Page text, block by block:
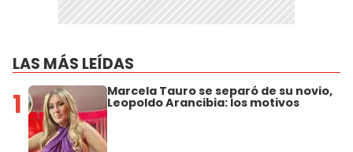
LAS MÁS LEÍDAS
1 Marcela Tauro se separó de su novio,
Leopoldo Arancibia: los motivos